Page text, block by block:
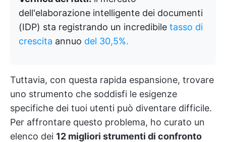
dell'elaborazione intelligente dei documenti
(IDP) sta registrando un incredibile tasso di
crescita annuo del 30,5%.
Tuttavia, con questa rapida espansione, trovare
uno strumento che soddisfi le esigenze
specifiche dei tuoi utenti può diventare difficile.
Per affrontare questo problema, ho curato un
elenco dei 12 migliori strumenti di confronto